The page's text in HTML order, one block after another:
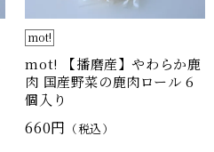
mot!
mot! 【播磨産】やわらか鹿
肉 国産野菜の鹿肉ロール 6
個入り
660円 （税込）